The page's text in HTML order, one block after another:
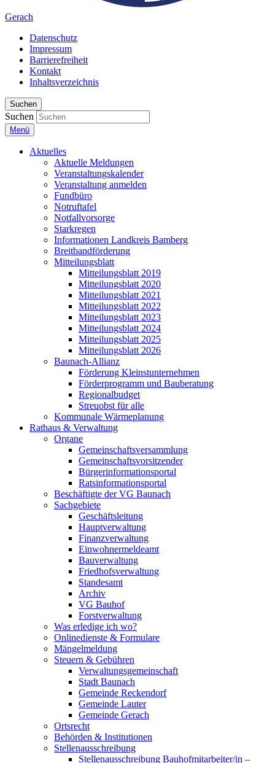
Gerach
Datenschutz
Impressum
Barrierefreiheit
Kontakt
Inhaltsverzeichnis
Suchen
Suchen
Menü
Aktuelles
Aktuelle Meldungen
Veranstaltungskalender
Veranstaltung anmelden
Fundbüro
Notruftafel
Notfallvorsorge
Starkregen
Informationen Landkreis Bamberg
Breitbandförderung
Mitteilungsblatt
Mitteilungsblatt 2019
Mitteilungsblatt 2020
Mitteilungsblatt 2021
Mitteilungsblatt 2022
Mitteilungsblatt 2023
Mitteilungsblatt 2024
Mitteilungsblatt 2025
Mitteilungsblatt 2026
Baunach-Allianz
Förderung Kleinstunternehmen
Förderprogramm und Bauberatung
Regionalbudget
Streuobst für alle
Kommunale Wärmeplanung
Rathaus & Verwaltung
Organe
Gemeinschaftsversammlung
Gemeinschaftsvorsitzender
Bürgerinformationsportal
Ratsinformationsportal
Beschäftigte der VG Baunach
Sachgebiete
Geschäftsleitung
Hauptverwaltung
Finanzverwaltung
Einwohnermeldeamt
Bauverwaltung
Friedhofsverwaltung
Standesamt
Archiv
VG Bauhof
Forstverwaltung
Was erledige ich wo?
Onlinedienste & Formulare
Mängelmeldung
Steuern & Gebühren
Verwaltungsgemeinschaft
Stadt Baunach
Gemeinde Reckendorf
Gemeinde Lauter
Gemeinde Gerach
Ortsrecht
Behörden & Institutionen
Stellenausschreibung
Stellenausschreibung Bauhofmitarbeiter/in –